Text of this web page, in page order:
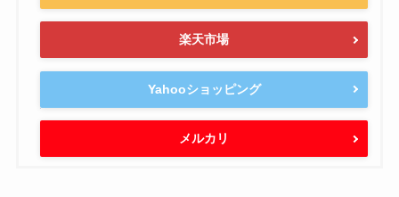
楽天市場
Yahooショッピング
メルカリ